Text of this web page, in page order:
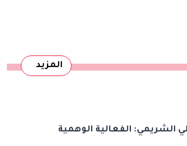
المزيد
الشريمي: الفعالية الوهمية